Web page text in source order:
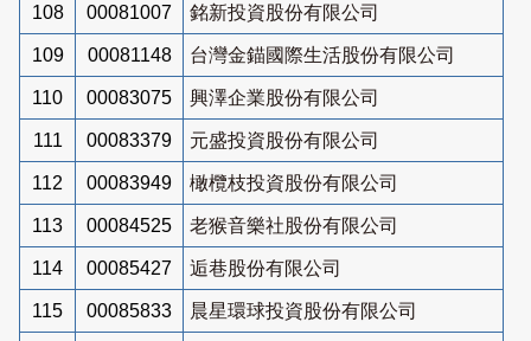
108 00081007 銘新投資股份有限公司
109 00081148 台灣金錨國際生活股份有限公司
110 00083075 興澤企業股份有限公司
111 00083379 元盛投資股份有限公司
112 00083949 橄欖枝投資股份有限公司
113 00084525 老猴音樂社股份有限公司
114 00085427 逅巷股份有限公司
115 00085833 晨星環球投資股份有限公司